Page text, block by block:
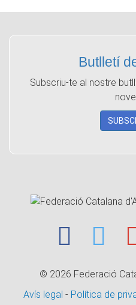
Butlletí
Subscriu-te al nostre
© 2026 Federació
Avís legal - Política de